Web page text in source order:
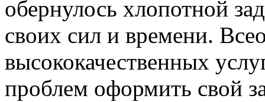
обернулось хлопотной
своих сил и времени.
высококачественных
проблем оформить свой